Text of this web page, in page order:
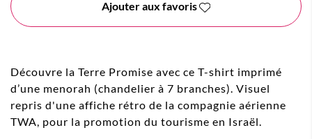
Ajouter aux favoris
Découvre la Terre Promise avec ce T-shirt imprimé
d’une menorah (chandelier à 7 branches). Visuel
repris d'une affiche rétro de la compagnie aérienne
TWA, pour la promotion du tourisme en Israël.